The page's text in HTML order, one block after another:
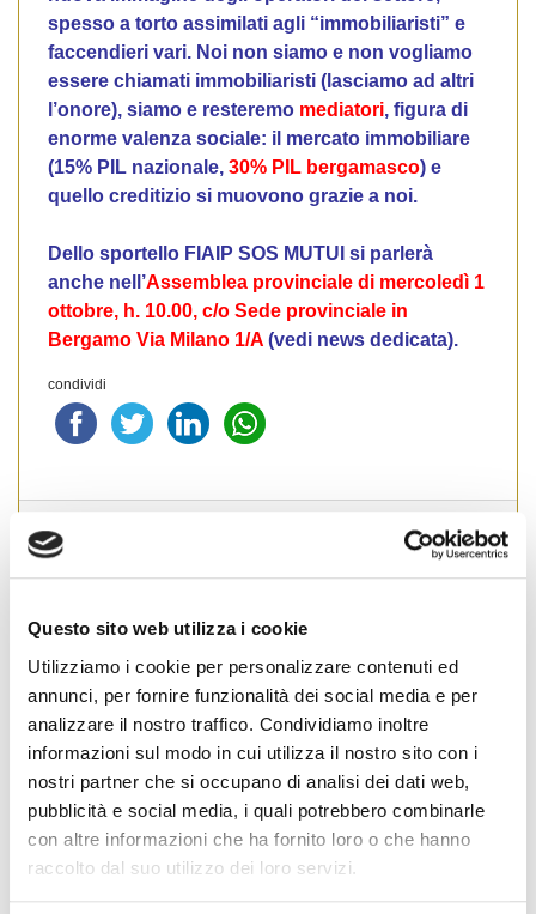
Questo sito web utilizza i cookie
Utilizziamo i cookie per personalizzare contenuti ed
annunci, per fornire funzionalità dei social media e per
analizzare il nostro traffico. Condividiamo inoltre
informazioni sul modo in cui utilizza il nostro sito con i
nostri partner che si occupano di analisi dei dati web,
pubblicità e social media, i quali potrebbero combinarle
con altre informazioni che ha fornito loro o che hanno
raccolto dal suo utilizzo dei loro servizi.
spesso a torto assimilati agli “immobiliaristi” e
faccendieri vari. Noi non siamo e non vogliamo
essere chiamati immobiliaristi (lasciamo ad altri
l’onore), siamo e resteremo mediatori, figura di
enorme valenza sociale: il mercato immobiliare
(15% PIL nazionale, 30% PIL bergamasco) e
quello creditizio si muovono grazie a noi.
Dello sportello FIAIP SOS MUTUI si parlerà
anche nell’Assemblea provinciale di mercoledì 1
ottobre, h. 10.00, c/o Sede provinciale in
Bergamo Via Milano 1/A (vedi news dedicata).
condividi
Bergamo
Nome Associato